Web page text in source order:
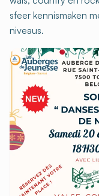
sfeer kennismaken
niveaus.